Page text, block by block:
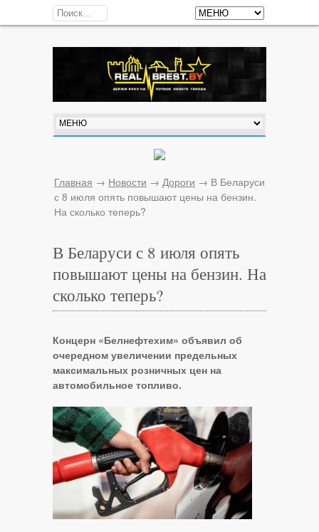
Главная → Новости → Дороги → В Беларуси
с 8 июля опять повышают цены на бензин.
На сколько теперь?
В Беларуси с 8 июля опять
повышают цены на бензин. На
сколько теперь?
Концерн «Белнефтехим» объявил об
очередном увеличении предельных
максимальных розничных цен на
автомобильное топливо.